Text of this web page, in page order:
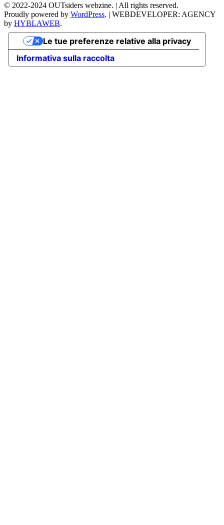
© 2022-2024 OUTsiders webzine. | All rights reserved.
Proudly powered by WordPress. | WEBDEVELOPER: AGENCY
by HYBLAWEB.
Informativa sulla raccolta
Le tue preferenze relative alla privacy